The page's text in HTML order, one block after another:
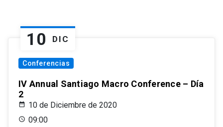
10 DIC
Conferencias
IV Annual Santiago Macro Conference – Día
2
10 de Diciembre de 2020
09:00